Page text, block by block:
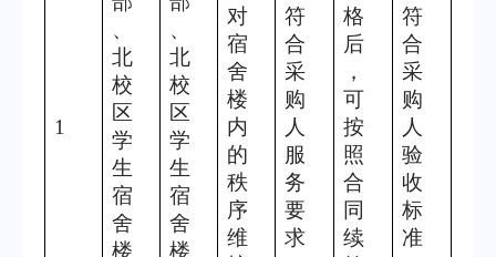
1
、
北
校
区
学
生
宿
舍
楼
、
北
校
区
学
生
宿
舍
楼
对
宿
舍
楼
内
的
秩
序
维
符
合
采
购
人
服
务
要
求
格
后
，
可
按
照
合
同
续
符
合
采
购
人
验
收
标
准